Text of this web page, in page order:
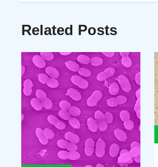
Related Posts